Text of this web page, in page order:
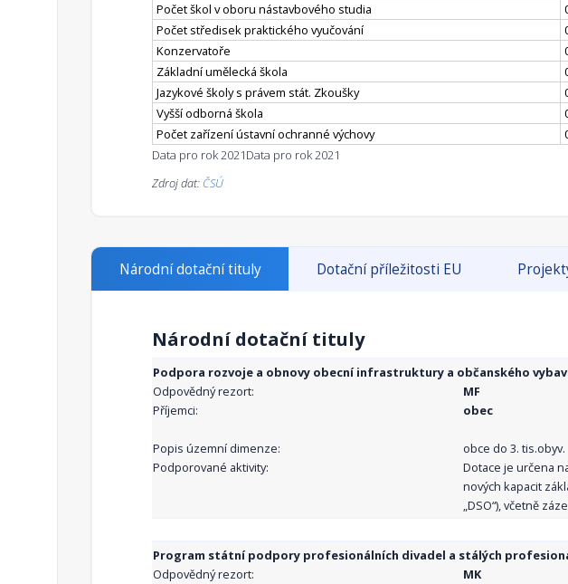
Počet škol v oboru nástavbového studia
Počet středisek praktického vyučování
Konzervatoře
Základní umělecká škola
Jazykové školy s právem stát. Zkoušky
Vyšší odborná škola
Počet zařízení ústavní ochranné výchovy
Data pro rok 2021Data pro rok 2021
Zdroj dat: ČSÚ
Národní dotační tituly Dotační příležitosti EU
Národní dotační tituly
Podpora rozvoje a obnovy obecní infrastruktury a občanského
Odpovědný rezort:
MF
Příjemci:
obec
Popis územní dimenze:
obce do 3. tis.obyv.
Podporované aktivity:
Dotace je určena
nových kapacit
„DSO“), včetně
Program státní podpory profesionálních divadel a stálých
Odpovědný rezort:
MK